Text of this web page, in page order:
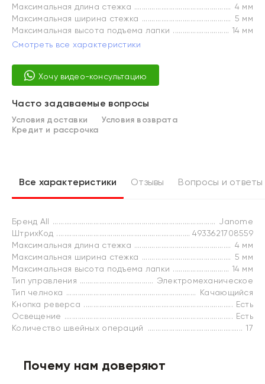
Максимальная длина стежка
4 мм
Максимальная ширина стежка
5 мм
Максимальная высота подъема лапки
14 мм
Смотреть все характеристики
Хочу видео-консультацию
Часто задаваемые вопросы
Условия доставки
Условия возврата
Кредит и рассрочка
Все характеристики Отзывы Вопросы и ответы
Бренд All
Janome
ШтрихКод
4933621708559
Максимальная длина стежка
4 мм
Максимальная ширина стежка
5 мм
Максимальная высота подъема лапки
14 мм
Тип управления
Электромеханическое
Тип челнока
Качающийся
Кнопка реверса
Есть
Освещение
Есть
Количество швейных операций
17
Почему нам доверяют